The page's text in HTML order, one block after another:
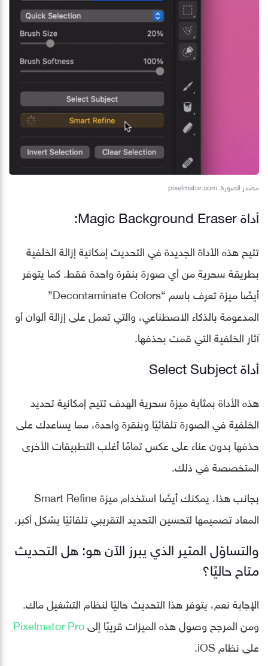
مصدر الصورة: pixelmator.com
أداة Magic Background Eraser:
تتيح هذه الأداة الجديدة في التحديث إمكانية إزالة الخلفية
بطريقة سحرية من أي صورة بنقرة واحدة فقط. كما يتوفر
أيضًا ميزة تعرف باسم “Decontaminate Colors”
المدعومة بالذكاء الاصطناعي، والتي تعمل على إزالة ألوان أو
آثار الخلفية التي قمت بحذفها.
أداة Select Subject
هذه الأداة بمثابة ميزة سحرية الهدف تتيح إمكانية تحديد
الخلفية في الصورة تلقائيًا وبنقرة واحدة، مما يساعدك على
حذفها بدون عناء على عكس تمامًا أغلب التطبيقات الأخرى
المتخصصة في ذلك.
بجانب هذا، يمكنك أيضًا استخدام ميزة Smart Refine
المعاد تصميمها لتحسين التحديد التقريبي تلقائيًا بشكل أكبر.
والتساؤل المثير الذي يبرز الآن هو: هل التحديث
متاح حاليًا؟
الإجابة نعم، يتوفر هذا التحديث حاليًا لنظام التشغيل ماك.
ومن المرجح وصول هذه الميزات قريبًا إلىPixelmator Pro
على نظام iOS.